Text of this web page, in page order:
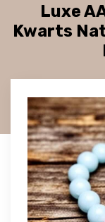
Luxe
Kwarts